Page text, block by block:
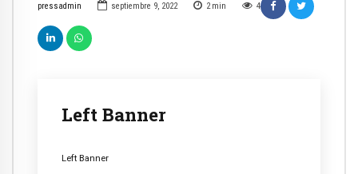
pressadmin septiembre 9, 2022 2 min 4
Left Banner
Left Banner